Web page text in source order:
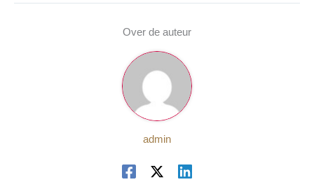
Over de auteur
admin